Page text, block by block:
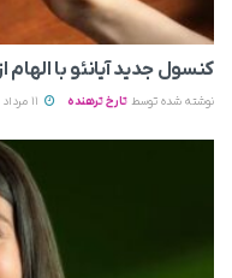
کنسول جدید آیانئو با
نوشته شده توسط تارخ ترهنده